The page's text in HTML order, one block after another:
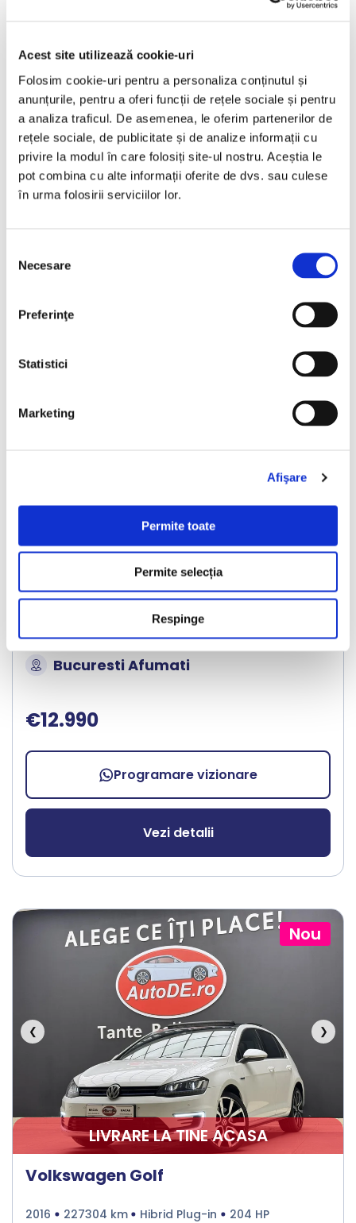
Acest site utilizează cookie-uri
Folosim cookie-uri pentru a personaliza conținutul și
anunțurile, pentru a oferi funcții de rețele sociale și pentru
a analiza traficul. De asemenea, le oferim partenerilor de
rețele sociale, de publicitate și de analize informații cu
privire la modul în care folosiți site-ul nostru. Aceștia le
pot combina cu alte informații oferite de dvs. sau culese
în urma folosirii serviciilor lor.
consimțământului
Necesare
Preferinţe
Statistici
Marketing
Afişare
Permite toate
Permite selecția
Respinge
€8.440
Programare vizionare
Vândută
Volkswagen Tiguan
Diesel 150 HP
Bucuresti Afumati
€12.990
Programare vizionare
Vezi detalii
Nou
❮ ❯
LIVRARE LA TINE ACASA
Volkswagen Golf
2016 227304 km Hibrid Plug-in
204 HP